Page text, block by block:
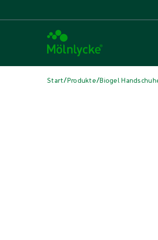
Start/Produkte/Biogel